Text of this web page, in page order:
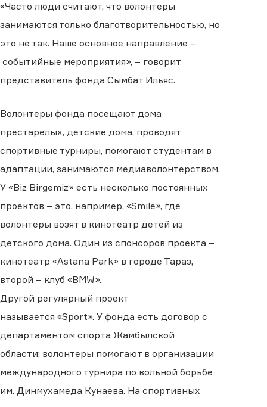
«Часто люди считают, что волонтеры
занимаются только благотворительностью, но
это не так. Наше основное направление –
событийные мероприятия», – говорит
представитель фонда Сымбат Ильяс.
Волонтеры фонда посещают дома
престарелых, детские дома, проводят
спортивные турниры, помогают студентам в
адаптации, занимаются медиаволонтерством.
У «Biz Birgemiz» есть несколько постоянных
проектов – это, например, «Smile», где
волонтеры возят в кинотеатр детей из
детского дома. Один из спонсоров проекта –
кинотеатр «Astana Park» в городе Тараз,
второй – клуб «BMW».
Другой регулярный проект
называется «Sport». У фонда есть договор с
департаментом спорта Жамбылской
области: волонтеры помогают в организации
международного турнира по вольной борьбе
им. Динмухамеда Кунаева. На спортивных